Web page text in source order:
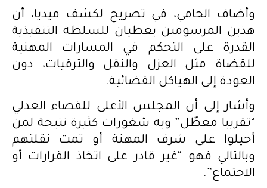
وأضاف الحامي، في تصريح لكشف ميديا، أن
هذين المرسومين يعطيان للسلطة التنفيذية
القدرة على التحكم في المسارات المهنية
للقضاة مثل العزل والنقل والترقيات، دون
العودة إلى الهياكل القضائية.
وأشار إلى أن المجلس الأعلى للقضاء العدلي
“تقريبا معطّل” وبه شغورات كثيرة نتيجة لمن
أحيلوا على شرف المهنة أو تمت نقلتهم
وبالتالي فهو “غير قادر على اتخاذ القرارات أو
الاجتماع”.